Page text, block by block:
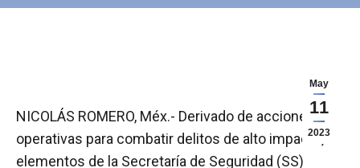
May
11
2023
NICOLÁS ROMERO, Méx.- Derivado de acciones
operativas para combatir delitos de alto impacto,
elementos de la Secretaría de Seguridad (SS)